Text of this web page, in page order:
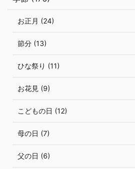
お正月 (24)
節分 (13)
ひな祭り (11)
お花見 (9)
こどもの日 (12)
母の日 (7)
父の日 (6)